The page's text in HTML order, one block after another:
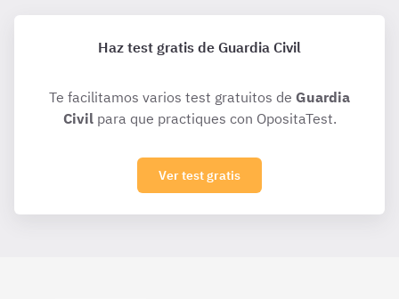
Haz test gratis de Guardia Civil
Te facilitamos varios test gratuitos de Guardia
Civilpara que practiques con OpositaTest.
Ver test gratis